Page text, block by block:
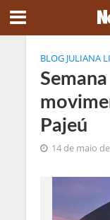
BLOG JULIANA
Pajeú
14 de maio